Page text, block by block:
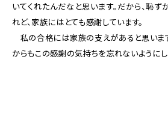
いてくれたんだなと思います。だから、恥
れど、家族にはとても感謝しています。
私の合格には家族の支えがあると思いま
からもこの感謝の気持ちを忘れないようにし